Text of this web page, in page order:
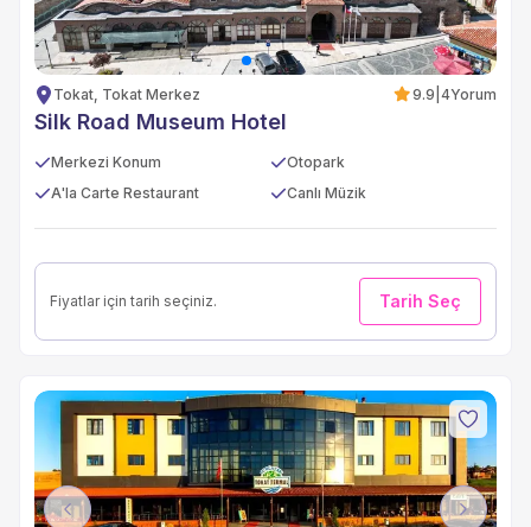
Tokat, Tokat Merkez 9.9 4Yorum
Silk Road Museum Hotel
Merkezi Konum
Otopark
A'la Carte Restaurant
Canlı Müzik
Fiyatlar için tarih seçiniz. Tarih Seç
Previous Next